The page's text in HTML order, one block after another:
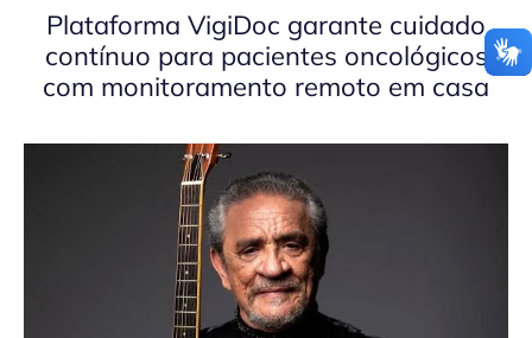
Plataforma VigiDoc garante cuidado
contínuo para pacientes oncológicos
com monitoramento remoto em casa